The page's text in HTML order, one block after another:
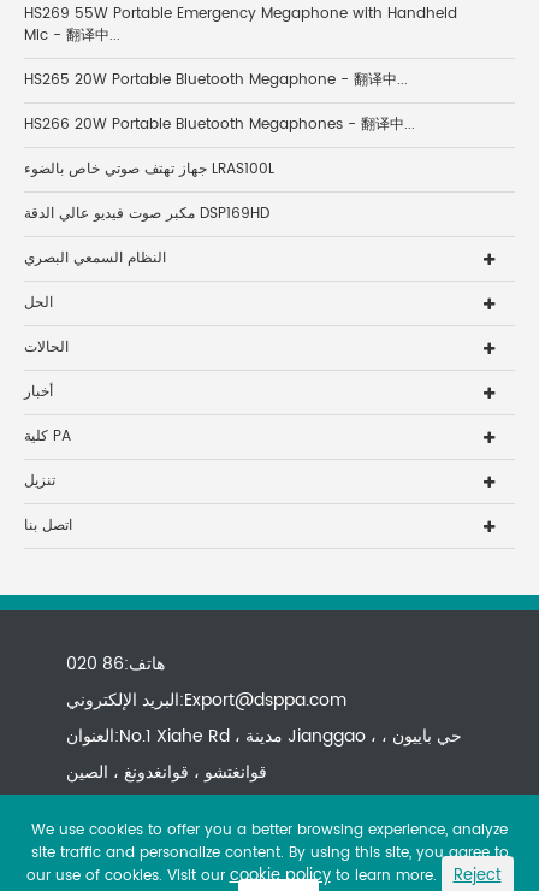
HS269 55W Portable Emergency Megaphone with Handheld
Mic - 翻译中...
HS265 20W Portable Bluetooth Megaphone - 翻译中...
HS266 20W Portable Bluetooth Megaphones - 翻译中...
جهاز تهتف صوتي خاص بالضوء LRAS100L
مكبر صوت فيديو عالي الدقة DSP169HD
النظام السمعي البصري
الحل
الحالات
أخبار
كلية PA
تنزيل
اتصل بنا
هاتف:86 020
البريد الإلكتروني:Export@dsppa.com
العنوان:No.1 Xiahe Rd ، مدينة Jianggao ، حي باييون ،
قوانغتشو ، قوانغدونغ ، الصين
We use cookies to offer you a better browsing experience, analyze
site traffic and personalize content. By using this site, you agree to
our use of cookies. Visit ourcookie policyto learn more.
Reject